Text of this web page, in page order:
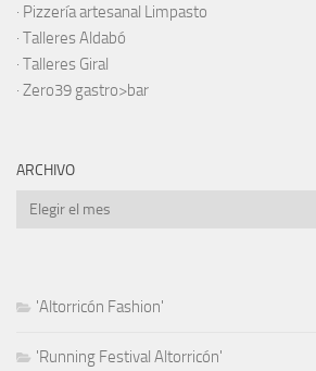
· Pizzería artesanal Limpasto
· Talleres Aldabó
· Talleres Giral
· Zero39 gastro>bar
ARCHIVO
Archivo
'Altorricón Fashion'
'Running Festival Altorricón'